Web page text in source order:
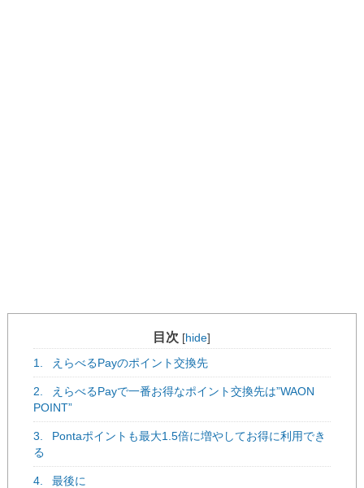
目次 [hide]
1.
えらべるPayのポイント交換先
2.
えらべるPayで一番お得なポイント交換先は”WAON
POINT”
3.
Pontaポイントも最大1.5倍に増やしてお得に利用でき
る
4. 最後に